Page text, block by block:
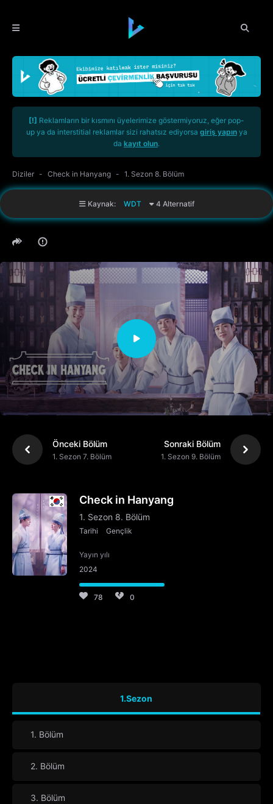
[!] Reklamların bir kısmını üyelerimize göstermiyoruz, eğer pop-
up ya da interstitial reklamlar sizi rahatsız ediyorsa giriş yapınya
da kayıt olun.
Diziler Check in Hanyang 1. Sezon 8. Bölüm
Kaynak: WDT 4 Alternatif
Önceki Bölüm
1. Sezon 7. Bölüm
Sonraki Bölüm
1. Sezon 9. Bölüm
Check in Hanyang
1. Sezon 8. Bölüm
Tarihi Gençlik
Yayın yılı
2024
78 0
1.Sezon
1. Bölüm
2. Bölüm
3. Bölüm